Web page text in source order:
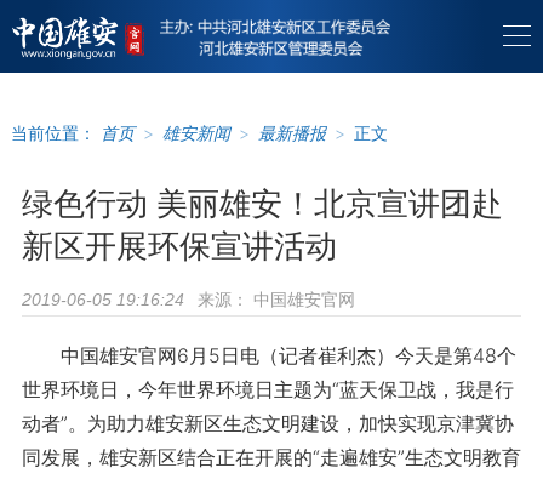
当前位置： 首页 > 雄安新闻 > 最新播报 > 正文
绿色行动 美丽雄安！北京宣讲团赴
新区开展环保宣讲活动
2019-06-05 19:16:24 来源： 中国雄安官网
中国雄安官网6月5日电（记者崔利杰）今天是第48个
世界环境日，今年世界环境日主题为“蓝天保卫战，我是行
动者”。为助力雄安新区生态文明建设，加快实现京津冀协
同发展，雄安新区结合正在开展的“走遍雄安”生态文明教育